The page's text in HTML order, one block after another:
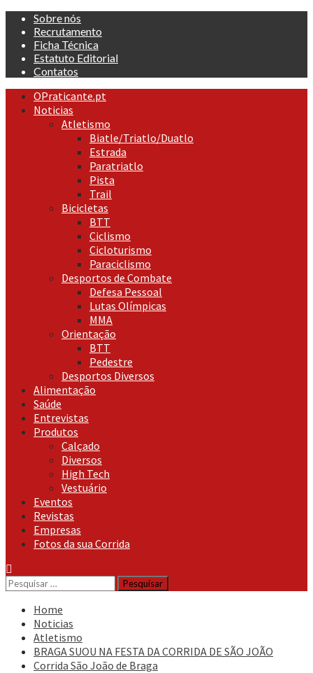
Skip
content
Sobre nós
Recrutamento
Ficha Técnica
Estatuto Editorial
Contatos
Primary
Menu
OPraticante.pt
Noticias
Atletismo
Biatle/Triatlo/Duatlo
Estrada
Paratriatlo
Pista
Trail
Bicicletas
BTT
Ciclismo
Cicloturismo
Paraciclismo
Desportos de Combate
Defesa Pessoal
Lutas Olímpicas
MMA
Orientação
BTT
Pedestre
Desportos Diversos
Alimentação
Saúde
Entrevistas
Produtos
Calçado
Diversos
High Tech
Vestuário
Eventos
Revistas
Empresas
Fotos da sua Corrida
Pesquisar
por:
Home
Noticias
Atletismo
BRAGA SUOU NA FESTA DA CORRIDA DE SÃO JOÃO
Corrida São João de Braga